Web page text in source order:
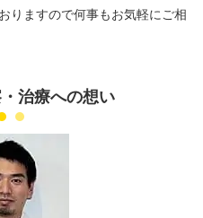
りますので何事もお気軽にご相
治療への想い